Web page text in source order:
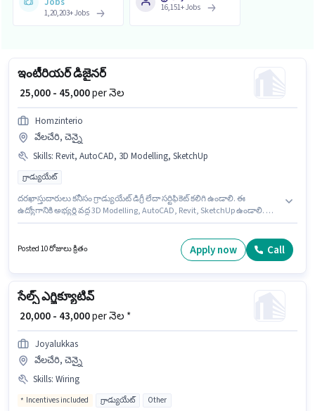
1,20,203+Jobs
16,151+Jobs
ఇంటీరియర్ డిజైనర్
₹ 25,000 - 45,000per నెల
Homzinterio
వేలచేరి, చెన్నై
Skills: Revit, AutoCAD, 3D Modelling, SketchUp
గ్రాడ్యుయేట్
దరఖాస్తుదారులు కనీసం గ్రాడ్యుయేట్ డిగ్రీ లేదా సర్టిఫికెట్ కలిగి ఉండాలి. ఈ
ఉద్యోగానికి అభ్యర్థి వద్ద 3D Modelling, AutoCAD, Revit, SketchUp ఉండాలి. ఈ
అందుబాటులో ఉంది. ఈ ఉద్యోగం వేలచేరి, చెన్నై లో ఉంది. అదనపు PF లు ఉద్యోగ
స్థాయి మరియు కంపెనీ పాలసీలపై ఆధారపడి ఇప్పించబడతాయి.
Posted 10 రోజులు క్రితం Apply now Call
సేల్స్ ఎగ్జిక్యూటివ్
₹ 20,000 - 43,000per నెల *
Joyalukkas
వేలచేరి, చెన్నై
Skills: Wiring
Incentives included గ్రాడ్యుయేట్ Other